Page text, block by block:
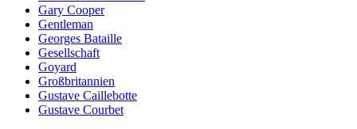
Gary Cooper
Gentleman
Georges Bataille
Gesellschaft
Goyard
Großbritannien
Gustave Caillebotte
Gustave Courbet